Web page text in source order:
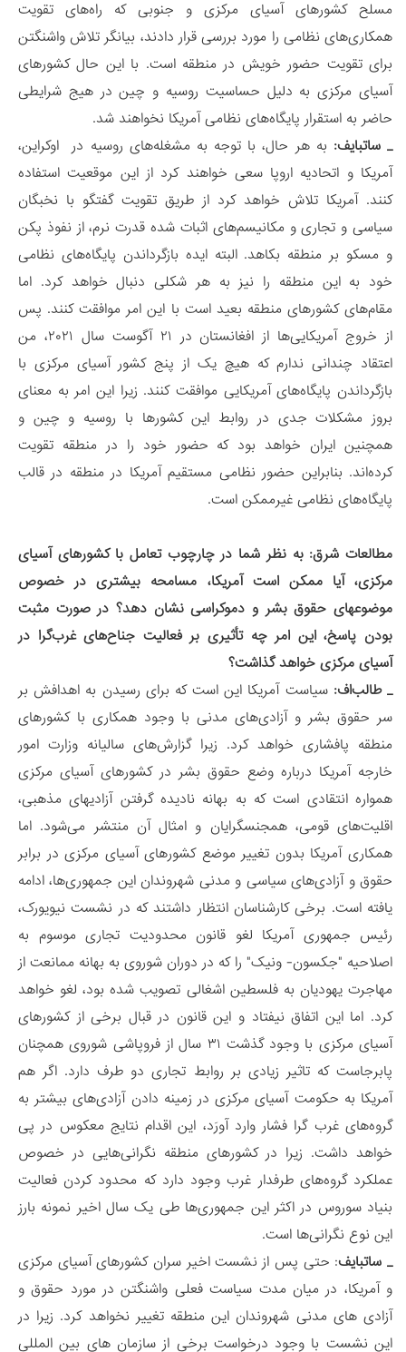
مسلح کشورهای آسیای مرکزی و جنوبی که راه‌های تقویت
همکاری‌های نظامی را مورد بررسی قرار دادند، بیانگر تلاش واشنگتن
برای تقویت حضور خویش در منطقه است. با این حال کشورهای
آسیای مرکزی به دلیل حساسیت روسیه و چین در هیج شرایطی
حاضر به استقرار پایگاه‌های نظامی آمریکا نخواهند شد.
_ ساتبایف: به هر حال، با توجه به مشغله‌های روسیه در اوکراین،
آمریکا و اتحادیه اروپا سعی خواهند کرد از این موقعیت استفاده
کنند. آمریکا تلاش خواهد کرد از طریق تقویت گفتگو با نخبگان
سیاسی و تجاری و مکانیسم‌های اثبات شده قدرت نرم، از نفوذ پکن
و مسکو بر منطقه بکاهد. البته ایده بازگرداندن پایگاه‌های نظامی
خود به این منطقه را نیز به هر شکلی دنبال خواهد کرد. اما
مقام‌های کشورهای منطقه بعید است با این امر موافقت کنند. پس
از خروج آمریکایی‌ها از افغانستان در ۲۱ آگوست سال ۲۰۲۱، من
اعتقاد چندانی ندارم که هیچ یک از پنج کشور آسیای مرکزی با
بازگرداندن پایگاه‌های آمریکایی موافقت کنند. زیرا این امر به معنای
بروز مشکلات جدی در روابط این کشورها با روسیه و چین و
همچنین ایران خواهد بود که حضور خود را در منطقه تقویت
کرده‌اند. بنابراین حضور نظامی مستقیم آمریکا در منطقه در قالب
پایگاه‌های نظامی غیرممکن است.
مطالعات شرق: به نظر شما در چارچوب تعامل با کشورهای آسیای
مرکزی، آیا ممکن است آمریکا، مسامحه بیشتری در خصوص
موضوع­های حقوق بشر و دموکراسی نشان دهد؟ در صورت مثبت
بودن پاسخ، این امر چه تأثیری بر فعالیت جناح‌های غرب‌گرا در
آسیای مرکزی خواهد گذاشت؟
_ طالب‌اف: سیاست آمریکا این است که برای رسیدن به اهدافش بر
سر حقوق بشر و آزادی‌های مدنی با وجود همکاری با کشورهای
منطقه پافشاری خواهد کرد. زیرا گزارش‌های سالیانه وزارت امور
خارجه آمریکا درباره وضع حقوق بشر در کشورهای آسیای مرکزی
همواره انتقادی است که به بهانه نادیده گرفتن آزادیهای مذهبی،
اقلیت‌های قومی، همجنسگرایان و امثال آن منتشر می‌شود. اما
همکاری آمریکا بدون تغییر موضع کشورهای آسیای مرکزی در برابر
حقوق و آزادی‌های سیاسی و مدنی شهروندان این جمهوری‌ها، ادامه
یافته است. برخی کارشناسان انتظار داشتند که در نشست نیویورک،
رئیس جمهوری آمریکا لغو قانون محدودیت تجاری موسوم به
اصلاحیه "جکسون- ونیک" را که در دوران شوروی به بهانه ممانعت از
مهاجرت یهودیان به فلسطین اشغالی تصویب شده بود، لغو خواهد
کرد. اما این اتفاق نیفتاد و این قانون در قبال برخی از کشورهای
آسیای مرکزی با وجود گذشت ۳۱ سال از فروپاشی شوروی همچنان
پابرجاست که تاثیر زیادی بر روابط تجاری دو طرف دارد. اگر هم
آمریکا به حکومت آسیای مرکزی در زمینه دادن آزادی‌های بیشتر به
گروه‌های غرب گرا فشار وارد آورَد، این اقدام نتایج معکوس در پی
خواهد داشت. زیرا در کشورهای منطقه نگرانی‌هایی در خصوص
عملکرد گروه‌های طرفدار غرب وجود دارد که محدود کردن فعالیت
بنیاد سوروس در اکثر این جمهوری‌ها طی یک سال اخیر نمونه بارز
این نوع نگرانی‌ها است.
_ ساتبایف: حتی پس از نشست اخیر سران کشورهای آسیای مرکزی
و آمریکا، در میان مدت سیاست فعلی واشنگتن در مورد حقوق و
آزادی های مدنی شهروندان این منطقه تغییر نخواهد کرد. زیرا در
این نشست با وجود درخواست برخی از سازمان های بین المللی